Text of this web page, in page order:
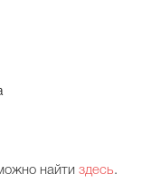
найти здесь.